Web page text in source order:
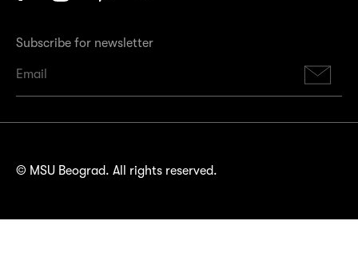
Subscribe for newsletter
© MSU Beograd. All rights reserved.